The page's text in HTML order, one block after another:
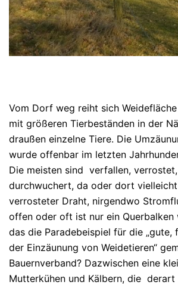
Vom Dorf weg reiht sich
mit größeren Tierbeständen in der
draußen einzelne Tiere. Die
wurde offenbar im letzten
Die meisten sind verfallen,
durchwuchert, da oder dort
verrosteter Draht, nirgendwo
offen oder oft ist nur ein Querbalken
das die Paradebeispiel für die „gute,
der Einzäunung von Weidetieren“
Bauernverband? Dazwischen eine
Mutterkühen und Kälbern, die